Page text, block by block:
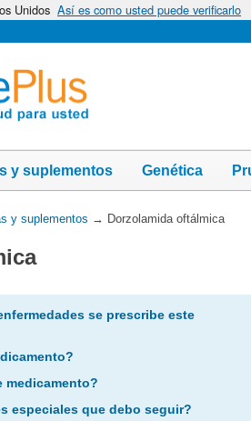
Unidos Así es como usted puede verificarlo
y suplementos Genética
y suplementos → Dorzolamida oftálmica
se prescribe este
medicamento?
especiales que debo seguir?